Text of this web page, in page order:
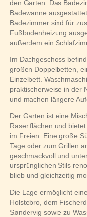
den Garten. Das
Badewanne
Badezimmer sind für
Fußbodenheizung
außerdem ein
Im Dachgeschoss
großen Doppelbetten,
Einzelbett.
praktischerweise in der
und machen längere
Der Garten ist eine
Rasenflächen und
im Freien. Eine große
Tage oder zum Grillen
geschmackvoll und
ursprünglichen Stils
blieb und gleichzeitig
Die Lage ermöglicht
Holstebro, dem
Søndervig sowie zu